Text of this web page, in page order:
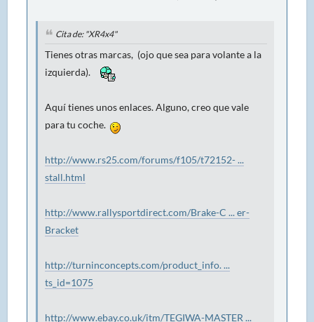
Cita de: "XR4x4"
Tienes otras marcas, (ojo que sea para volante a la
izquierda).
Aquí tienes unos enlaces. Alguno, creo que vale
para tu coche.
http://www.rs25.com/forums/f105/t72152- ...
stall.html
http://www.rallysportdirect.com/Brake-C ... er-
Bracket
http://turninconcepts.com/product_info. ...
ts_id=1075
http://www.ebay.co.uk/itm/TEGIWA-MASTER ...